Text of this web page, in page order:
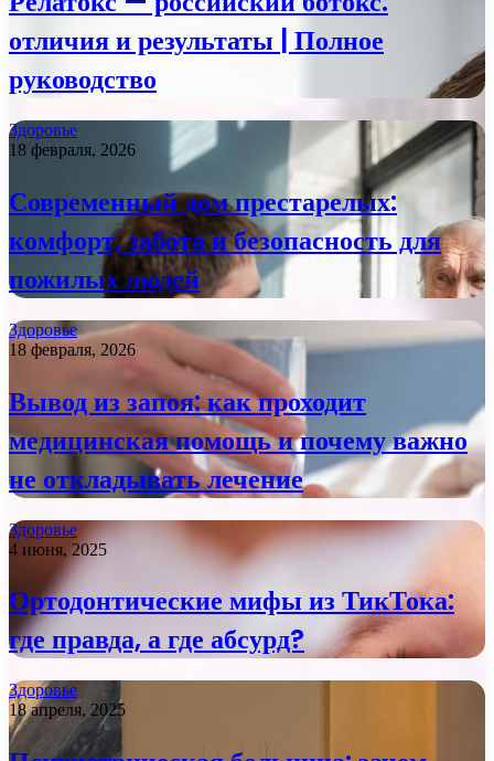
отличия и результаты | Полное
руководство
Здоровье
18 февраля, 2026
Современный дом престарелых:
комфорт, забота и безопасность для
пожилых людей
Здоровье
18 февраля, 2026
Вывод из запоя: как проходит
медицинская помощь и почему важно
не откладывать лечение
Здоровье
4 июня, 2025
Ортодонтические мифы из ТикТока:
где правда, а где абсурд?
Здоровье
18 апреля, 2025